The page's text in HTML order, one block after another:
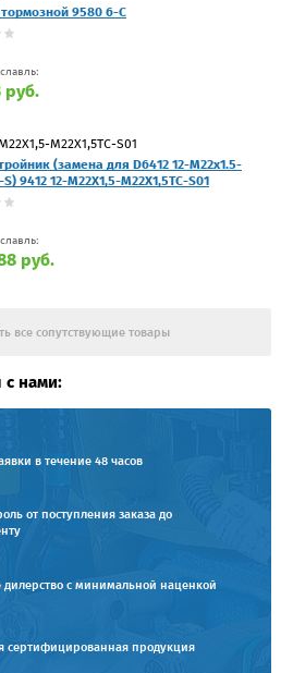
9580 6-С
руб.
M22X1,5TC-S01
(замена для D6412 12-M22x1.5-
9412 12-M22X1,5-M22X1,5TC-S01
руб.
все сопутствующие товары
с нами:
в течение 48 часов
от поступления заказа до
с минимальной наценкой
сертифицированная продукция